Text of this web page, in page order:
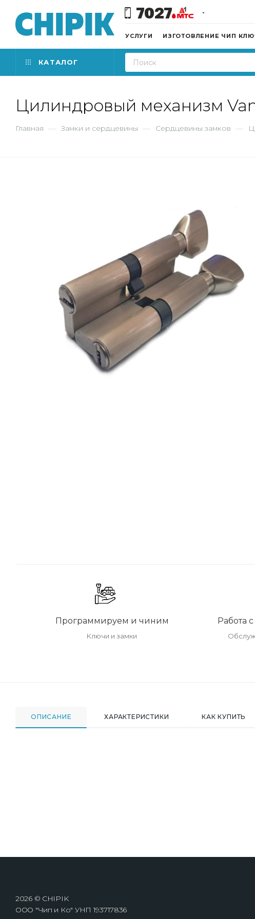
7027
УСЛУГИ ИЗГОТОВЛЕНИЕ ЧИП
КАТАЛОГ
Цилиндровый механизм
Главная — Замки и сердцевины — Сердцевины замков —
Программируем и чиним
Ключи и замки
Работа
ОПИСАНИЕ ХАРАКТЕРИСТИКИ КАК КУПИТЬ
2026 © CHIPIK
ООО "Чип и Ко" УНП 193717836